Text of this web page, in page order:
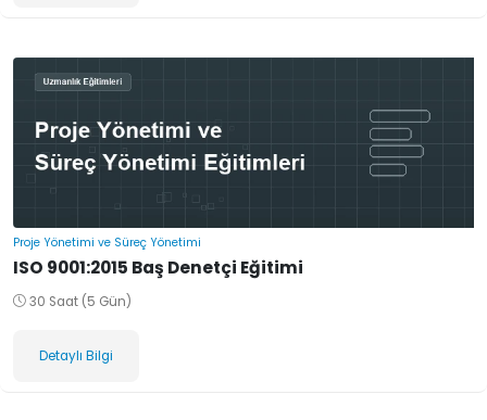
Proje Yönetimi ve Süreç Yönetimi
ISO 9001:2015 Baş Denetçi Eğitimi
30 Saat (5 Gün)
Detaylı Bilgi